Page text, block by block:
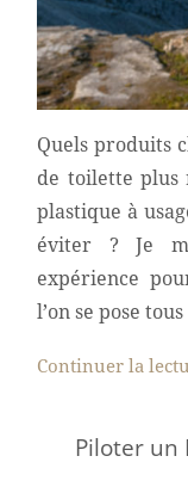
Quels produits
de toilette plus
plastique à
éviter ? Je
expérience
l’on se pose tous
Continuer la
Piloter un